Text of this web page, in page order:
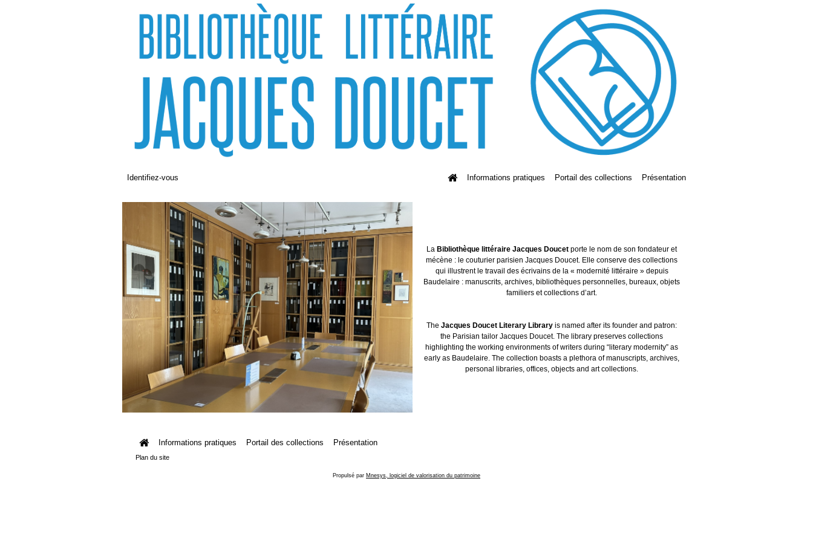
Identifiez-vous Informations pratiques Portail des collections Présentation
La Bibliothèque littéraire Jacques Doucet porte le nom de son fondateur et
mécène : le couturier parisien Jacques Doucet. Elle conserve des collections
qui illustrent le travail des écrivains de la « modernité littéraire » depuis
Baudelaire : manuscrits, archives, bibliothèques personnelles, bureaux, objets
familiers et collections d’art.
The Jacques Doucet Literary Library is named after its founder and patron:
the Parisian tailor Jacques Doucet. The library preserves collections
highlighting the working environments of writers during “literary modernity” as
early as Baudelaire. The collection boasts a plethora of manuscripts, archives,
personal libraries, offices, objects and art collections.
Informations pratiques Portail des collections Présentation
Plan du site
Propulsé par Mnesys, logiciel de valorisation du patrimoine